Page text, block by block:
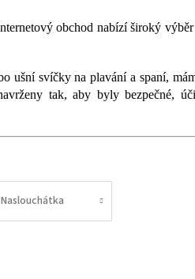
obchod nabízí široký
ušní svíčky na plavání a spaní,
tak, aby byly bezpečné,
Naslouchátka